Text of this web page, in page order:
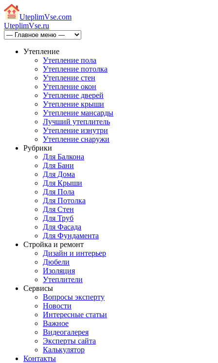
UteplimVse.com
UteplimVse.ru
Утепление
Утепление пола
Утепление потолка
Утепление стен
Утепление окон
Утепление дверей
Утепление крыши
Утепление мансарды
Лучший утеплитель
Утепление изнутри
Утепление снаружи
Рубрики
Для Балкона
Для Бани
Для Дома
Для Крыши
Для Пола
Для Потолка
Для Стен
Для Труб
Для Фасада
Для Фундамента
Стройка и ремонт
Дизайн и интерьер
Дюбели
Изоляция
Утеплители
Сервисы
Вопросы эксперту
Новости
Интересные статьи
Важное
Видеогалерея
Эксперты сайта
Калькулятор
Контакты